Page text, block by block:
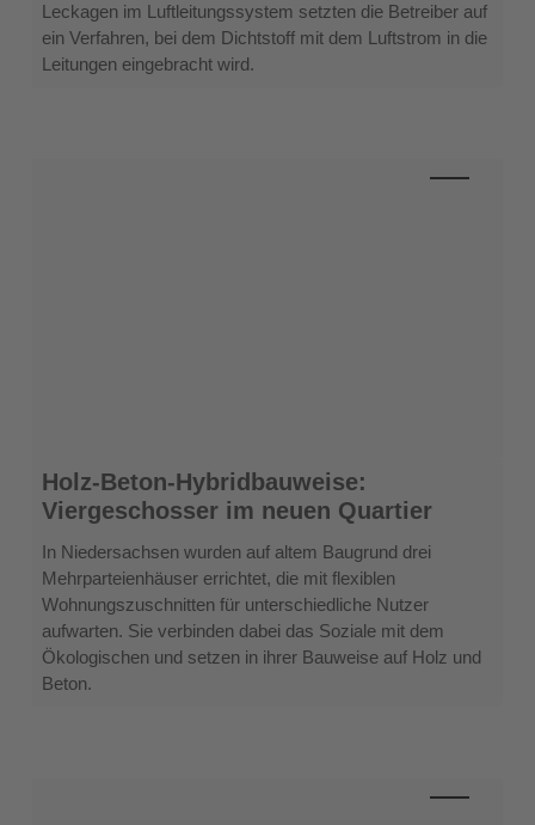
Leckagen im Luftleitungssystem setzten die Betreiber auf
ein Verfahren, bei dem Dichtstoff mit dem Luftstrom in die
Leitungen eingebracht wird.
Holz-
Beton-
Hybridbauweise:
Viergeschosser
im
neuen
Quartier
Holz-Beton-Hybridbauweise:
Viergeschosser im neuen Quartier
In Niedersachsen wurden auf altem Baugrund drei
Mehrparteienhäuser errichtet, die mit flexiblen
Wohnungszuschnitten für unterschiedliche Nutzer
aufwarten. Sie verbinden dabei das Soziale mit dem
Ökologischen und setzen in ihrer Bauweise auf Holz und
Beton.